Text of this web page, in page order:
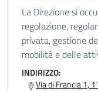
La Direzione si
regolazione,
privata, gestione
mobilità e delle
INDIRIZZO:
Via di Francia 1,